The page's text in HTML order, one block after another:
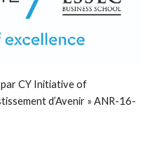
CY Initiative of
d’Avenir » ANR-16-